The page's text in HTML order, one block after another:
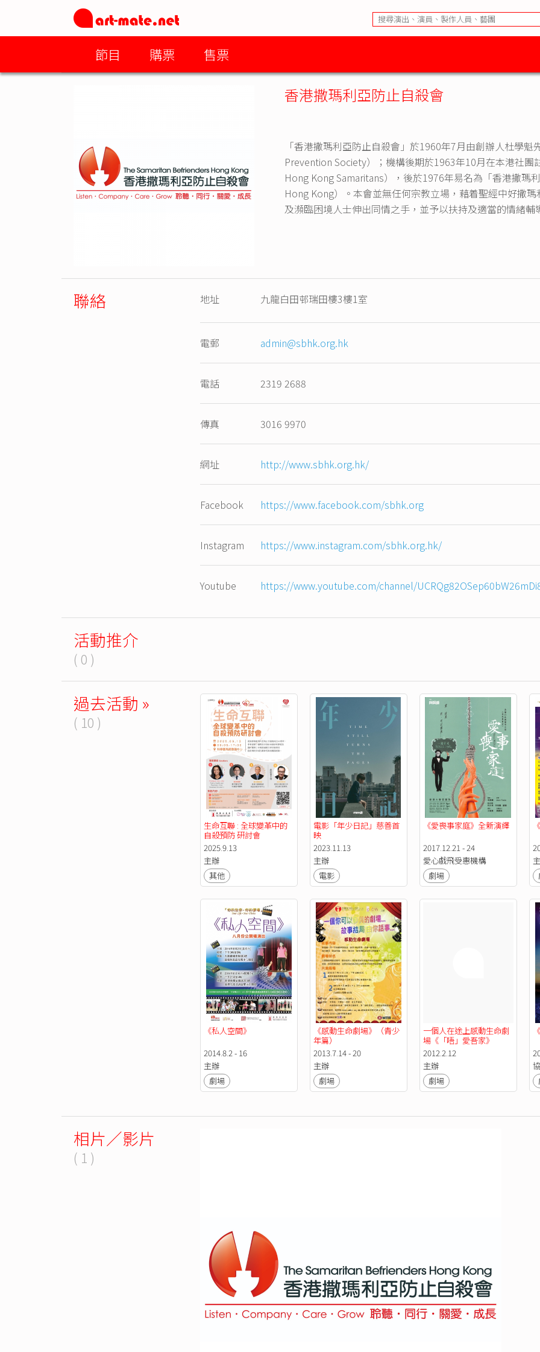
節目 購票 售票
香港撒瑪利亞防止自殺會
「香港撒瑪利亞防止自殺會」於1960年7月由創辦人杜學
Prevention Society）；機構後期於1963年10月在本港社
Hong Kong Samaritans），後於1976年易名為「香港撒瑪
Hong Kong）。本會並無任何宗教立場，藉着聖經中好撒
及瀕臨困境人士伸出同情之手，並予以扶持及適當的情緒
聯絡 地址 九龍白田邨瑞田樓3樓1室
電郵 admin@sbhk.org.hk
電話 2319 2688
傳真 3016 9970
網址 http://www.sbhk.org.hk/
Facebook https://www.facebook.com/sbhk.org
Instagram https://www.instagram.com/sbhk.org.hk/
Youtube https://www.youtube.com/channel/
活動推介
( 0 )
過去活動 »
( 10 )
生命互聯 : 全球變革中的
自殺預防 研討會
2025.9.13
主辦
其他
電影「年少日記」慈善首
映
2023.11.13
主辦
電影
《愛喪事家庭》全新演繹
2017.12.21 - 24
愛心戲飛受惠機構
劇場
《私人空間》
2014.8.2 - 16
主辦
劇場
《感動生命劇場》（青少
年篇）
2013.7.14 - 20
主辦
劇場
一個人在途上感動生命劇
場《「唔」愛吾家》
2012.2.12
主辦
劇場
相片／影片
( 1 )